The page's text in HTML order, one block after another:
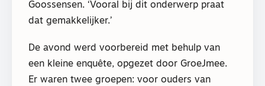
Goossensen. ‘Vooral bij dit onderwerp praat
dat gemakkelijker.’
De avond werd voorbereid met behulp van
een kleine enquête, opgezet door GroeJmee.
Er waren twee groepen: voor ouders van